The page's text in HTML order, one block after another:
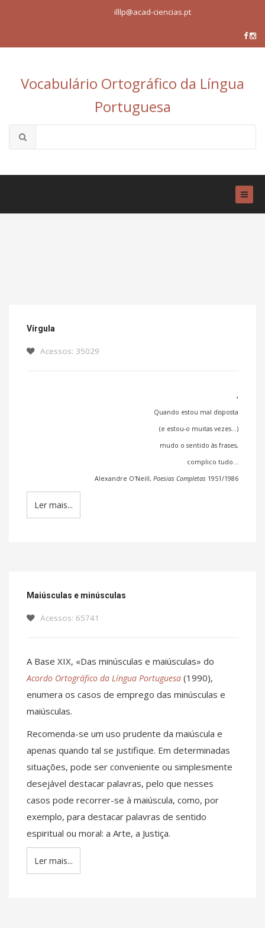
illlp@acad-ciencias.pt
Vocabulário Ortográfico da Língua
Portuguesa
Vírgula
Acessos: 35029
,
Quando estou mal disposta
(e estou-o muitas vezes...)
mudo o sentido às frases,
complico tudo...
Alexandre O'Neill, Poesias Completas 1951/1986
Ler mais...
Maiúsculas e minúsculas
Acessos: 65741
A Base XIX, «Das minúsculas e maiúsculas» do
Acordo Ortográfico da Língua Portuguesa (1990),
enumera os casos de emprego das minúsculas e
maiúsculas.
Recomenda-se um uso prudente da maiúscula e
apenas quando tal se justifique. Em determinadas
situações, pode ser conveniente ou simplesmente
desejável destacar palavras, pelo que nesses
casos pode recorrer-se à maiúscula, como, por
exemplo, para destacar palavras de sentido
espiritual ou moral: a Arte, a Justiça.
Ler mais...